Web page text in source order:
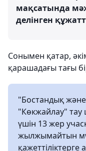
мақсатында
делінген
Сонымен қатар,
қарашадағы тағы
"Бостандық
"Көкжайлау"
үшін 13 жер
жылжымайтын